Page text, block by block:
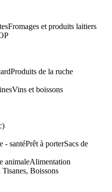
Fromages et produits laitiers
Produits de la ruche
Vins et boissons
- santéPrêt à porterSacs de
animaleAlimentation
Tisanes, Boissons